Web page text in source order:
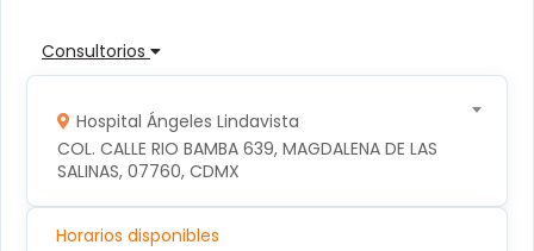
Consultorios
Hospital Ángeles Lindavista
COL. CALLE RIO BAMBA 639, MAGDALENA DE LAS
SALINAS, 07760, CDMX
Horarios disponibles